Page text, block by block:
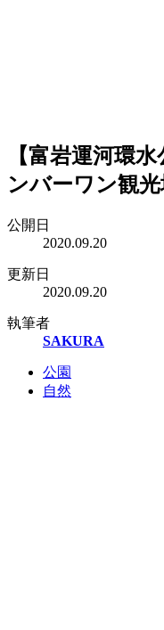
【富岩運河環
ンバーワン観
公開日
2020.09.20
更新日
2020.09.20
執筆者
SAKURA
公園
自然